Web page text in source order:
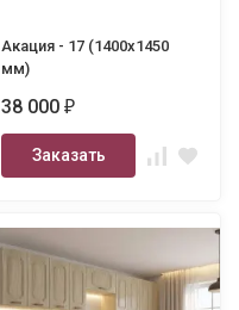
Акация - 17 (1400х1450
мм)
38 000₽
Заказать